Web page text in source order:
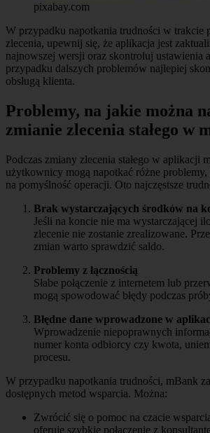
pixabay.com
W przypadku napotkania trudności w trakcie
zlecenia, upewnij się, że aplikacja jest
najnowszej wersji oraz skontroluj ustawienia
przypadku dalszych problemów najlepiej
obsługą klienta.
Problemy, na jakie można
zmianie zlecenia stałego w
Podczas zmiany zlecenia stałego w aplikacji
użytkownicy mogą napotkać różne problemy,
na pomyślność operacji. Oto najczęstsze
Brak wystarczających środków na
Jeśli na koncie nie ma wystarczającej
zlecenie nie zostanie zrealizowane.
zmian warto sprawdzić saldo.
Problemy z łącznością
Słabe połączenie z internetem lub
mogą spowodować błędy podczas
Błędne dane wprowadzone w
Wprowadzenie niepoprawnych
numer konta odbiorcy czy kwota,
procesu.
W przypadku napotkania trudności, mBank
dostępnych metod wsparcia. Można:
Zwrócić się o pomoc na czacie
oferuje szybkie połączenie z